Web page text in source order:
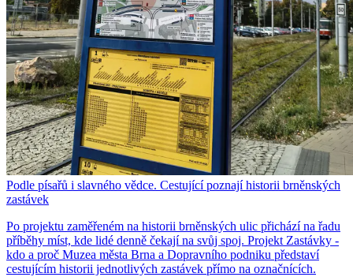
Podle písařů i slavného vědce. Cestující poznají historii brněnských
zastávek
Po projektu zaměřeném na historii brněnských ulic přichází na řadu
příběhy míst, kde lidé denně čekají na svůj spoj. Projekt Zastávky -
kdo a proč Muzea města Brna a Dopravního podniku představí
cestujícím historii jednotlivých zastávek přímo na označnících.